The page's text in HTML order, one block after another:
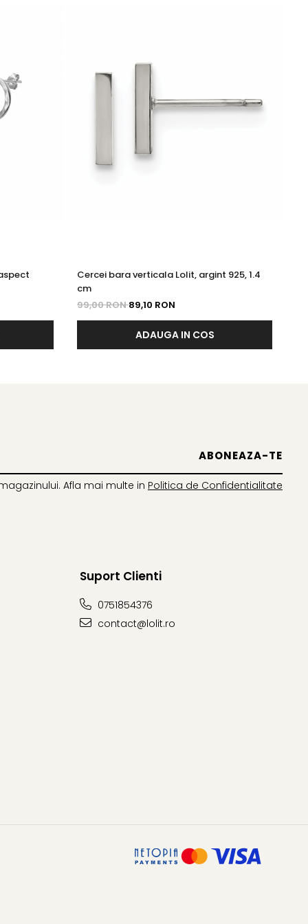
Cercei bara verticala Lolit, argint 925, 1.4
cm
99,00 RON89,10 RON
ADAUGA IN COS
Afla mai multe in Politica de Confidentialitate
Suport Clienti
0751854376
contact@lolit.ro